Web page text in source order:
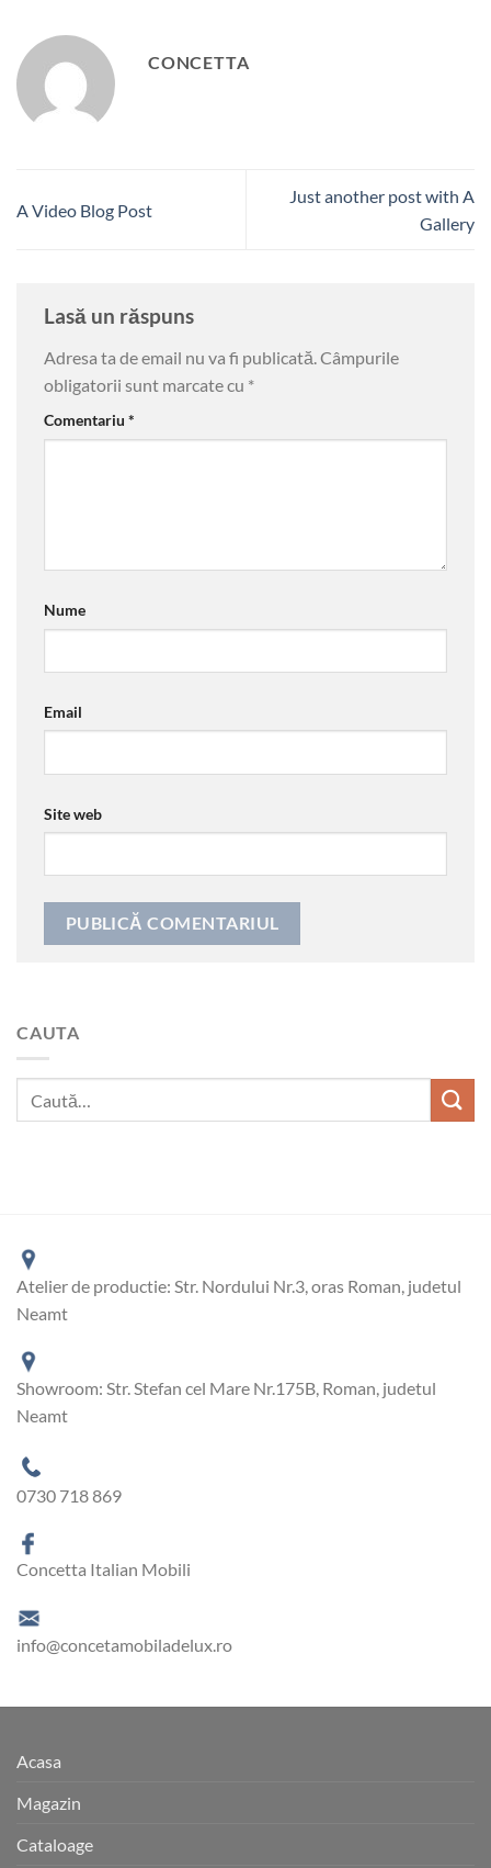
CONCETTA
A Video Blog Post
Just another post with A
Gallery
Lasă un răspuns
Adresa ta de email nu va fi publicată.Câmpurile
obligatorii sunt marcate cu *
Comentariu *
Nume
Email
Site web
CAUTA
Atelier de productie: Str. Nordului Nr.3, oras Roman, judetul
Neamt
Showroom: Str. Stefan cel Mare Nr.175B, Roman, judetul
Neamt
0730 718 869
Concetta Italian Mobili
info@concetamobiladelux.ro
Acasa
Magazin
Cataloage